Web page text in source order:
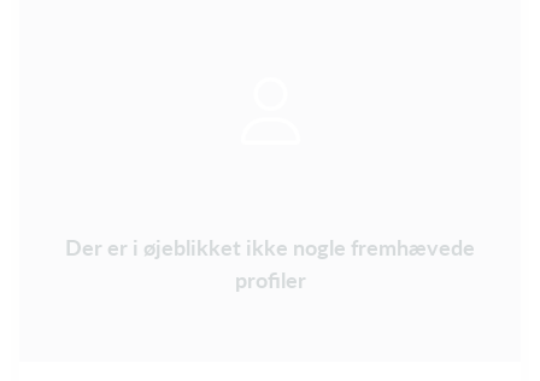
Der er i øjeblikket ikke nogle fremhævede
profiler